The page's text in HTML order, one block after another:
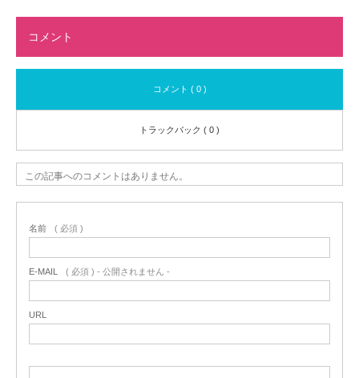
コメント
コメント ( 0 )
トラックバック ( 0 )
この記事へのコメントはありません。
名前 ( 必須 )
E-MAIL ( 必須 ) - 公開されません -
URL